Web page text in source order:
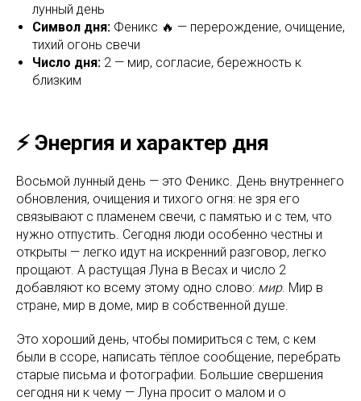
лунный день
Символ дня: Феникс 🔥 — перерождение, очищение,
тихий огонь свечи
Число дня: 2 — мир, согласие, бережность к
близким
⚡ Энергия и характер дня
Восьмой лунный день — это Феникс. День внутреннего
обновления, очищения и тихого огня: не зря его
связывают с пламенем свечи, с памятью и с тем, что
нужно отпустить. Сегодня люди особенно честны и
открыты — легко идут на искренний разговор, легко
прощают. А растущая Луна в Весах и число 2
добавляют ко всему этому одно слово: мир. Мир в
стране, мир в доме, мир в собственной душе.
Это хороший день, чтобы помириться с тем, с кем
были в ссоре, написать тёплое сообщение, перебрать
старые письма и фотографии. Большие свершения
сегодня ни к чему — Луна просит о малом и о